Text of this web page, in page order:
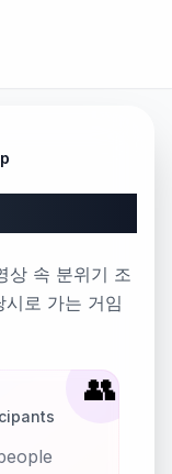
상 속 분위기 조
로 가는 거임
👥